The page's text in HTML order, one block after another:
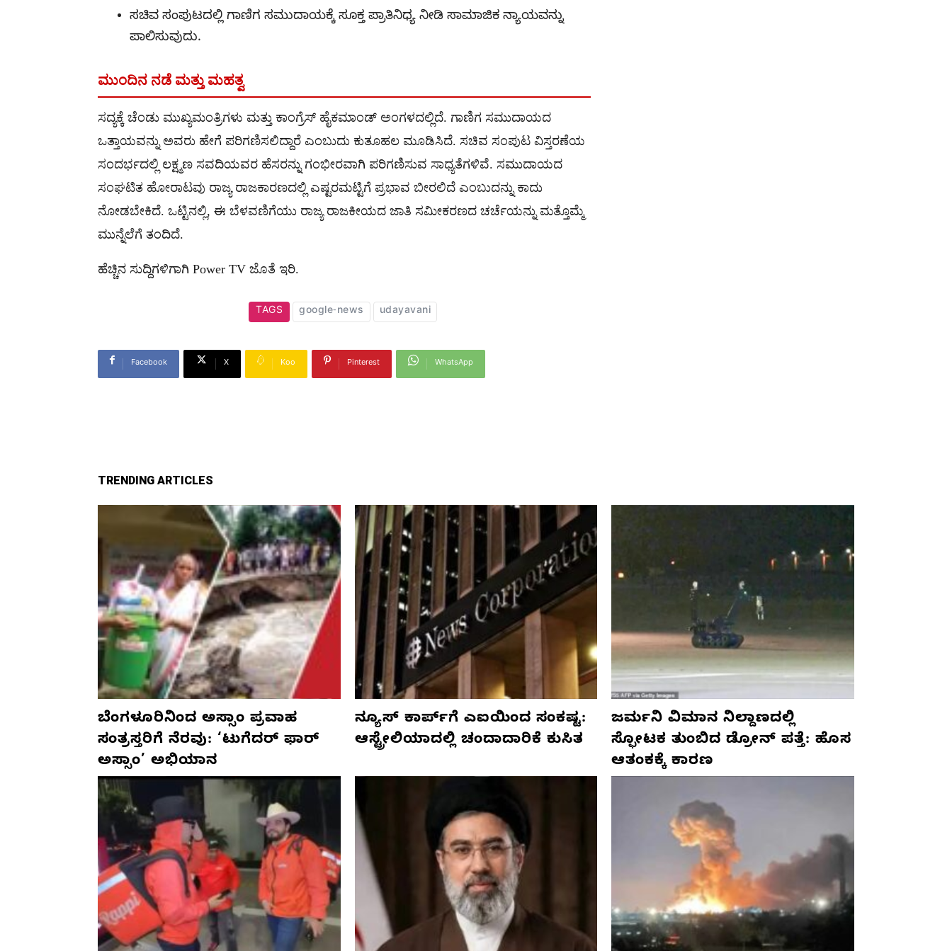
ಸಚಿವ ಸಂಪುಟದಲ್ಲಿ ಗಾಣಿಗ ಸಮುದಾಯಕ್ಕೆ ಸೂಕ್ತ ಪ್ರಾತಿನಿಧ್ಯ ನೀಡಿ ಸಾಮಾಜಿಕ ನ್ಯಾಯವನ್ನು
ಪಾಲಿಸುವುದು.
ಮುಂದಿನ ನಡೆ ಮತ್ತು ಮಹತ್ವ
ಸದ್ಯಕ್ಕೆ ಚೆಂಡು ಮುಖ್ಯಮಂತ್ರಿಗಳು ಮತ್ತು ಕಾಂಗ್ರೆಸ್ ಹೈಕಮಾಂಡ್ ಅಂಗಳದಲ್ಲಿದೆ. ಗಾಣಿಗ ಸಮುದಾಯದ
ಒತ್ತಾಯವನ್ನು ಅವರು ಹೇಗೆ ಪರಿಗಣಿಸಲಿದ್ದಾರೆ ಎಂಬುದು ಕುತೂಹಲ ಮೂಡಿಸಿದೆ. ಸಚಿವ ಸಂಪುಟ ವಿಸ್ತರಣೆಯ
ಸಂದರ್ಭದಲ್ಲಿ ಲಕ್ಷ್ಮಣ ಸವದಿಯವರ ಹೆಸರನ್ನು ಗಂಭೀರವಾಗಿ ಪರಿಗಣಿಸುವ ಸಾಧ್ಯತೆಗಳಿವೆ. ಸಮುದಾಯದ
ಸಂಘಟಿತ ಹೋರಾಟವು ರಾಜ್ಯ ರಾಜಕಾರಣದಲ್ಲಿ ಎಷ್ಟರಮಟ್ಟಿಗೆ ಪ್ರಭಾವ ಬೀರಲಿದೆ ಎಂಬುದನ್ನು ಕಾದು
ನೋಡಬೇಕಿದೆ. ಒಟ್ಟಿನಲ್ಲಿ, ಈ ಬೆಳವಣಿಗೆಯು ರಾಜ್ಯ ರಾಜಕೀಯದ ಜಾತಿ ಸಮೀಕರಣದ ಚರ್ಚೆಯನ್ನು ಮತ್ತೊಮ್ಮೆ
ಮುನ್ನೆಲೆಗೆ ತಂದಿದೆ.
ಹೆಚ್ಚಿನ ಸುದ್ದಿಗಳಿಗಾಗಿ Power TV ಜೊತೆ ಇರಿ.
TAGS google-news udayavani
Facebook X Koo Pinterest WhatsApp
TRENDING ARTICLES
ಬೆಂಗಳೂರಿನಿಂದ ಅಸ್ಸಾಂ ಪ್ರವಾಹ
ಸಂತ್ರಸ್ತರಿಗೆ ನೆರವು: ‘ಟುಗೆದರ್ ಫಾರ್
ಅಸ್ಸಾಂ’ ಅಭಿಯಾನ
ನ್ಯೂಸ್ ಕಾರ್ಪ್‌ಗೆ ಎಐಯಿಂದ ಸಂಕಷ್ಟ:
ಆಸ್ಟ್ರೇಲಿಯಾದಲ್ಲಿ ಚಂದಾದಾರಿಕೆ ಕುಸಿತ
ಜರ್ಮನಿ ವಿಮಾನ ನಿಲ್ದಾಣದಲ್ಲಿ
ಸ್ಫೋಟಕ ತುಂಬಿದ ಡ್ರೋನ್ ಪತ್ತೆ: ಹೊಸ
ಆತಂಕಕ್ಕೆ ಕಾರಣ